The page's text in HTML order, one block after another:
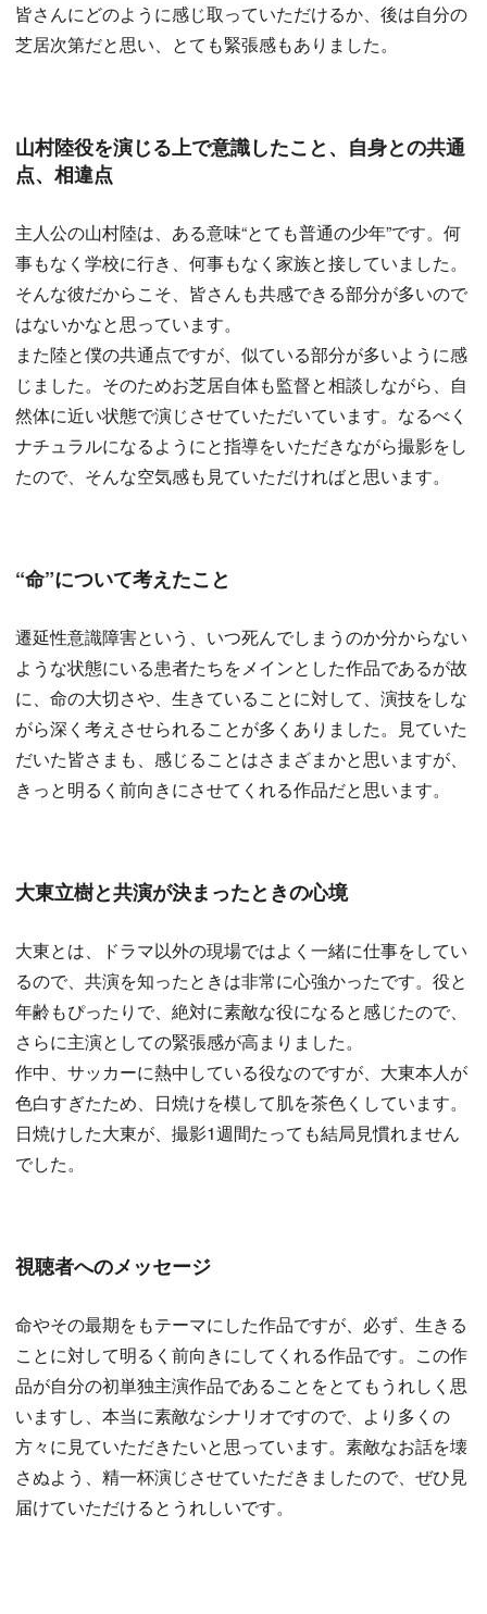
皆さんにどのように感じ取っていただけるか、後は自分の
芝居次第だと思い、とても緊張感もありました。
山村陸役を演じる上で意識したこと、自身との共通
点、相違点
主人公の山村陸は、ある意味“とても普通の少年”です。何
事もなく学校に行き、何事もなく家族と接していました。
そんな彼だからこそ、皆さんも共感できる部分が多いので
はないかなと思っています。
また陸と僕の共通点ですが、似ている部分が多いように感
じました。そのためお芝居自体も監督と相談しながら、自
然体に近い状態で演じさせていただいています。なるべく
ナチュラルになるようにと指導をいただきながら撮影をし
たので、そんな空気感も見ていただければと思います。
“命”について考えたこと
遷延性意識障害という、いつ死んでしまうのか分からない
ような状態にいる患者たちをメインとした作品であるが故
に、命の大切さや、生きていることに対して、演技をしな
がら深く考えさせられることが多くありました。見ていた
だいた皆さまも、感じることはさまざまかと思いますが、
きっと明るく前向きにさせてくれる作品だと思います。
大東立樹と共演が決まったときの心境
大東とは、ドラマ以外の現場ではよく一緒に仕事をしてい
るので、共演を知ったときは非常に心強かったです。役と
年齢もぴったりで、絶対に素敵な役になると感じたので、
さらに主演としての緊張感が高まりました。
作中、サッカーに熱中している役なのですが、大東本人が
色白すぎたため、日焼けを模して肌を茶色くしています。
日焼けした大東が、撮影1週間たっても結局見慣れません
でした。
視聴者へのメッセージ
命やその最期をもテーマにした作品ですが、必ず、生きる
ことに対して明るく前向きにしてくれる作品です。この作
品が自分の初単独主演作品であることをとてもうれしく思
いますし、本当に素敵なシナリオですので、より多くの
方々に見ていただきたいと思っています。素敵なお話を壊
さぬよう、精一杯演じさせていただきましたので、ぜひ見
届けていただけるとうれしいです。